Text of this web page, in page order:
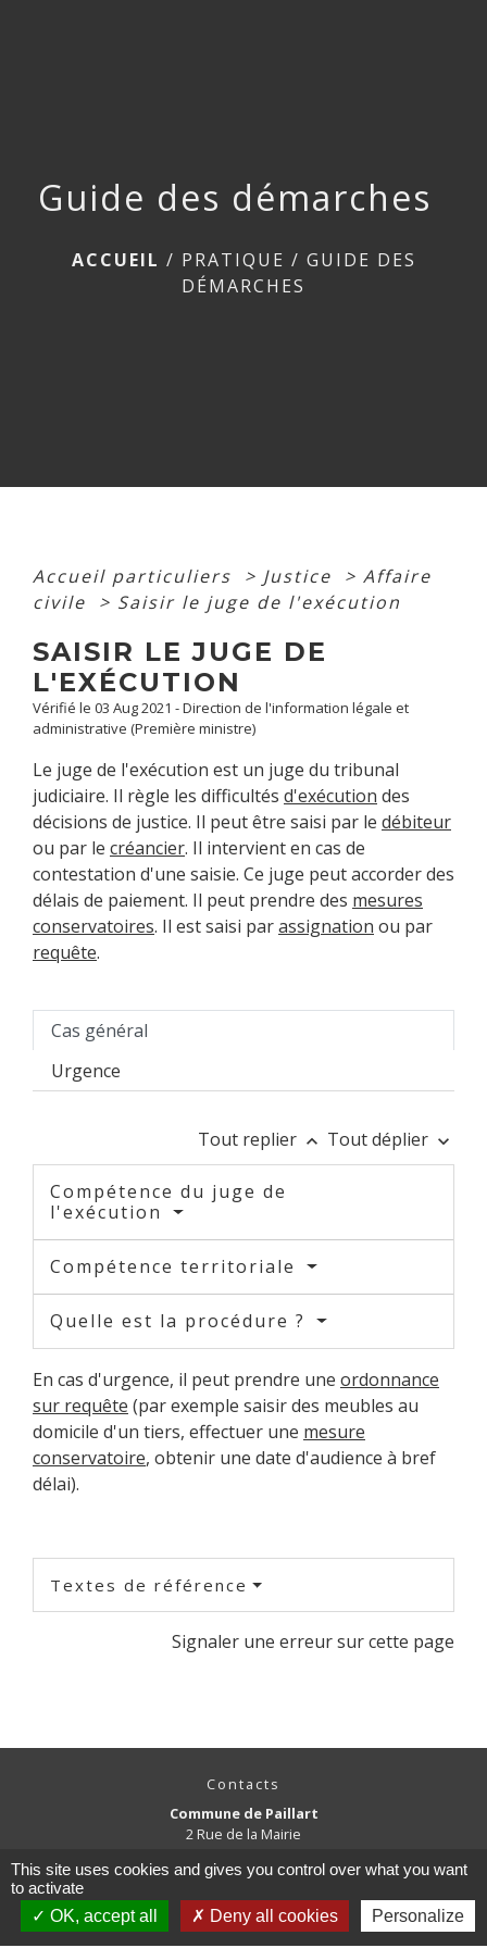
Guide des démarches
ACCUEIL / PRATIQUE / GUIDE DES
DÉMARCHES
Accueil particuliers > Justice > Affaire
civile
> Saisir le juge de l'exécution
SAISIR LE JUGE DE
L'EXÉCUTION
Vérifié le 03 Aug 2021 - Direction de l'information légale et
administrative (Première ministre)
Le juge de l'exécution est un juge du tribunal
judiciaire. Il règle les difficultés d'exécution des
décisions de justice. Il peut être saisi par le débiteur
ou par le créancier. Il intervient en cas de
contestation d'une saisie. Ce juge peut accorder des
délais de paiement. Il peut prendre des mesures
conservatoires. Il est saisi parassignation ou par
requête.
Cas général
Urgence
Tout replier keyboard_arrow_up Tout déplier keyboard_arrow_down
Compétence du juge de
l'exécution
Compétence territoriale
Quelle est la procédure ?
En cas d'urgence, il peut prendre une ordonnance
sur requête (par exemple saisir des meubles au
domicile d'un tiers, effectuer une mesure
conservatoire, obtenir une date d'audience à bref
délai).
Textes de référence
Signaler une erreur sur cette page
Contacts
Commune de Paillart
2 Rue de la Mairie
+33 3 44 07 04 66
Contact par formulaire
This site uses cookies and gives you control over what you want
to activate
OK, accept all
Deny all cookies Personalize